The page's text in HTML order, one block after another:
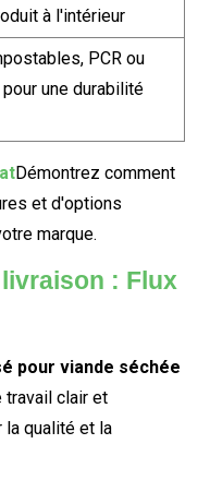
à l'intérieur
PCR ou
une durabilité
Démontrez comment
et d'options
marque.
: Flux
pour viande séchée
clair et
la qualité et la